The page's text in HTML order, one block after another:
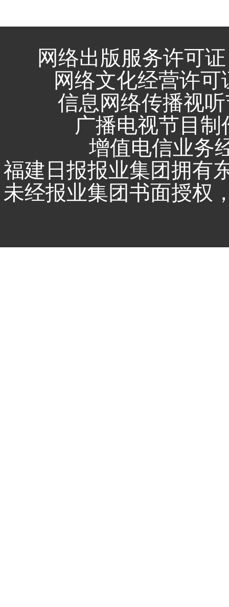
网络出版服务许可
网络文化经营许可
信息网络传播视
广播电视节目
增值电信业务
福建日报报业集团拥有
未经报业集团书面授权